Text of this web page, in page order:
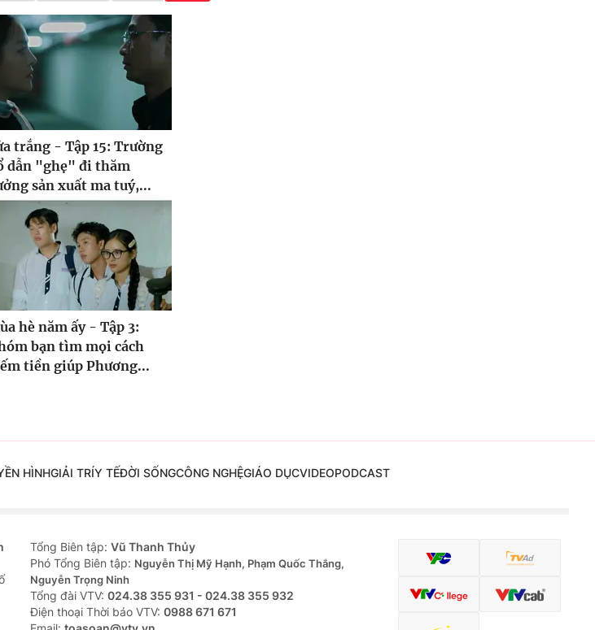
trắng - Tập 15: Trường
dẫn "ghẹ" đi thăm
sản xuất ma tuý,...
hè năm ấy - Tập 3:
bạn tìm mọi cách
tiền giúp Phương...
HÌNHGIẢI TRÍY TẾĐỜI SỐNGCÔNG NGHỆGIÁO DỤCVIDEOPODCAST
Tổng Biên tập: Vũ Thanh Thủy
Phó Tổng Biên tập: Nguyễn Thị Mỹ Hạnh, Phạm Quốc Thắng,
Nguyễn Trọng Ninh
Tổng đài VTV: 024.38 355 931 - 024.38 355 932
Ðiện thoại Thời báo VTV: 0988 671 671